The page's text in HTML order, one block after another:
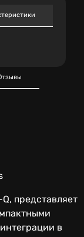
представляет
в